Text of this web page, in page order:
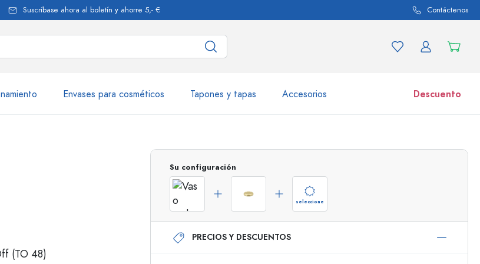
Suscríbase ahora al boletín y ahorre 5,- € Contáctenos
Envases para cosméticos Tapones y tapas Accesorios Descuento
de vidrio 500 ml
Botellas de vidrio 750 ml
Botellas de vidrio 1000 ml
Tarros
Comprar ahora
Su configuración
seleccione
PRECIOS Y DESCUENTOS